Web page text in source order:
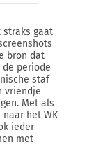
straks gaat
bron dat
de periode
staf
vriendje
Met als
het WK
ieder
met